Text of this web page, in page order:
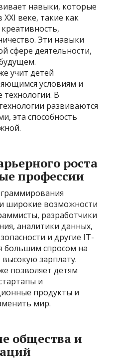
навыки, которые
веке, такие как
Эти навыки
сфере деятельности,
учит детей
условиям и
В
развиваются
эта способность
роста
профессии
широкие возможности
разработчики
аналитики данных,
и другие IT-
большим спросом на
зарплату.
позволяет детям
и
продукты и
мир.
общества и